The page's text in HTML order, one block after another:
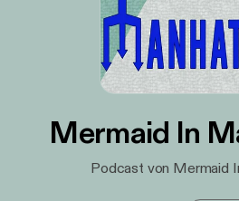
Mermaid In
Podcast von Mermaid